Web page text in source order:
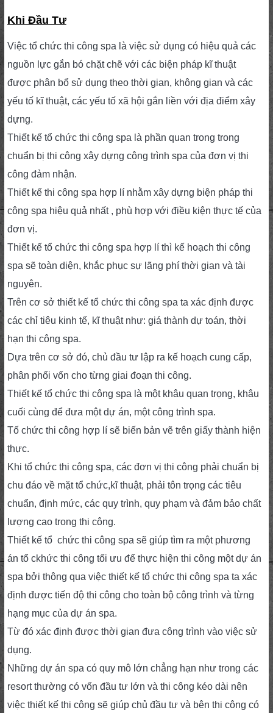
Khi Đầu Tư
Việc tổ chức thi công spa là việc sử dụng có hiệu quả các
nguồn lực gắn bó chặt chẽ với các biện pháp kĩ thuật
được phân bổ sử dụng theo thời gian, không gian và các
yếu tố kĩ thuật, các yếu tố xã hội gắn liền với địa điểm xây
dựng.
Thiết kế tổ chức thi công spa là phần quan trong trong
chuẩn bị thi công xây dựng công trình spa của đơn vị thi
công đảm nhận.
Thiết kế thi công spa hợp lí nhằm xây dựng biện pháp thi
công spa hiệu quả nhất , phù hợp với điều kiện thực tế của
đơn vị.
Thiết kế tổ chức thi công spa hợp lí thì kế hoạch thi công
spa sẽ toàn diện, khắc phục sự lãng phí thời gian và tài
nguyên.
Trên cơ sở thiết kế tổ chức thi công spa ta xác định được
các chỉ tiêu kinh tế, kĩ thuật như: giá thành dự toán, thời
hạn thi công spa.
Dựa trên cơ sở đó, chủ đầu tư lập ra kế hoạch cung cấp,
phân phối vốn cho từng giai đoạn thi công.
Thiết kế tổ chức thi công spa là một khâu quan trọng, khâu
cuối cùng để đưa một dự án, một công trình spa.
Tố chức thi công hợp lí sẽ biến bản vẽ trên giấy thành hiện
thực.
Khi tổ chức thi công spa, các đơn vị thi công phải chuẩn bị
chu đáo về mặt tổ chức,kĩ thuật, phải tôn trọng các tiêu
chuẩn, định mức, các quy trình, quy phạm và đảm bảo chất
lượng cao trong thi công.
Thiết kế tổ chức thi công spa sẽ giúp tìm ra một phương
án tổ ckhức thi công tối ưu để thực hiện thi công một dự án
spa bởi thông qua việc thiết kế tổ chức thi công spa ta xác
định được tiến độ thi công cho toàn bộ công trình và từng
hạng mục của dự án spa.
Từ đó xác định được thời gian đưa công trình vào việc sử
dụng.
Những dự án spa có quy mô lớn chẳng hạn như trong các
resort thường có vốn đầu tư lớn và thi công kéo dài nên
việc thiết kế thi công sẽ giúp chủ đầu tư và bên thi công có